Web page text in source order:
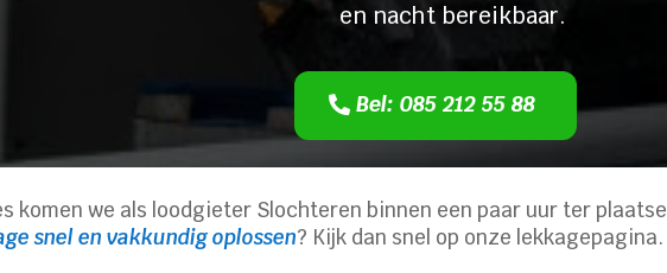
en nacht bereikbaar.
Bel: 085 212 55 88
komen we als loodgieter Slochteren binnen een paar uur ter
snel en vakkundig oplossen? Kijk dan snel op onze lekkagepagina.